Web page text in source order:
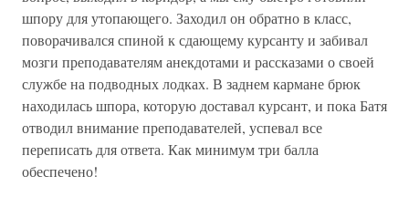
шпору для утопающего. Заходил он обратно в класс,
поворачивался спиной к сдающему курсанту и забивал
мозги преподавателям анекдотами и рассказами о своей
службе на подводных лодках. В заднем кармане брюк
находилась шпора, которую доставал курсант, и пока Батя
отводил внимание преподавателей, успевал все
переписать для ответа. Как минимум три балла
обеспечено!